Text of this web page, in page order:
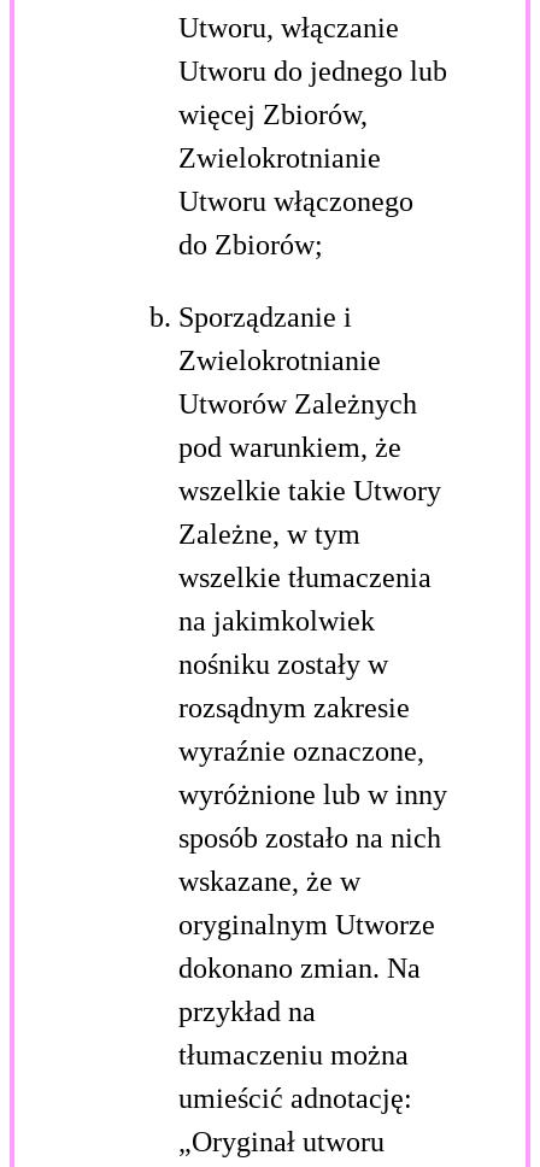
Utworu, włączanie
Utworu do jednego lub
więcej Zbiorów,
Zwielokrotnianie
Utworu włączonego
do Zbiorów;
Sporządzanie i
Zwielokrotnianie
Utworów Zależnych
pod warunkiem, że
wszelkie takie Utwory
Zależne, w tym
wszelkie tłumaczenia
na jakimkolwiek
nośniku zostały w
rozsądnym zakresie
wyraźnie oznaczone,
wyróżnione lub w inny
sposób zostało na nich
wskazane, że w
oryginalnym Utworze
dokonano zmian. Na
przykład na
tłumaczeniu można
umieścić adnotację:
„Oryginał utworu